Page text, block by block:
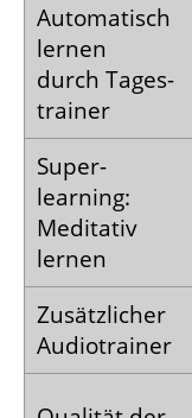
Auto­matisch
lernen
durch Tages­
trainer
Super­
learning:
Meditativ
lernen
Zusätz­licher
Audio­trainer